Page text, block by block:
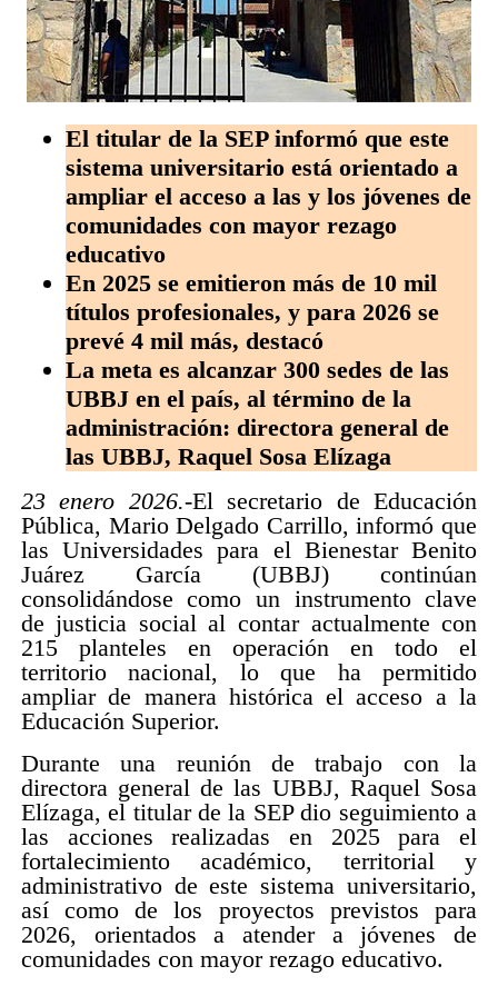
El titular de la SEP informó que este
sistema universitario está orientado a
ampliar el acceso a las y los jóvenes de
comunidades con mayor rezago
educativo
En 2025 se emitieron más de 10 mil
títulos profesionales, y para 2026 se
prevé 4 mil más, destacó
La meta es alcanzar 300 sedes de las
UBBJ en el país, al término de la
administración: directora general de
las UBBJ, Raquel Sosa Elízaga
23 enero 2026.-El secretario de Educación
Pública, Mario Delgado Carrillo, informó que
las Universidades para el Bienestar Benito
Juárez García (UBBJ) continúan
consolidándose como un instrumento clave
de justicia social al contar actualmente con
215 planteles en operación en todo el
territorio nacional, lo que ha permitido
ampliar de manera histórica el acceso a la
Educación Superior.
Durante una reunión de trabajo con la
directora general de las UBBJ, Raquel Sosa
Elízaga, el titular de la SEP dio seguimiento a
las acciones realizadas en 2025 para el
fortalecimiento académico, territorial y
administrativo de este sistema universitario,
así como de los proyectos previstos para
2026, orientados a atender a jóvenes de
comunidades con mayor rezago educativo.